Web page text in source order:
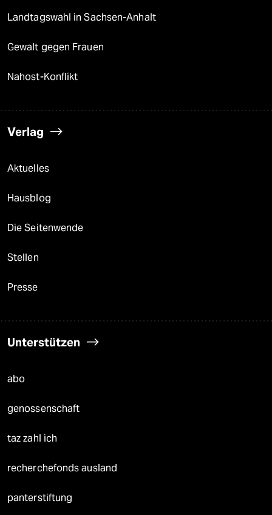
Landtagswahl in Sachsen-Anhalt
Gewalt gegen Frauen
Nahost-Konflikt
Verlag
Aktuelles
Hausblog
Die Seitenwende
Stellen
Presse
Unterstützen
abo
genossenschaft
taz zahl ich
recherchefonds ausland
panterstiftung